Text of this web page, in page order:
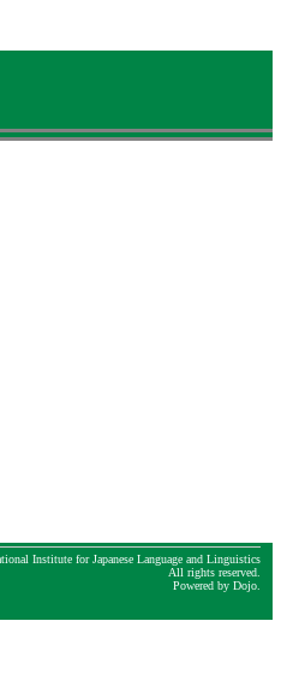
Institute for Japanese Language and Linguistics
All rights reserved.
Powered by Dojo